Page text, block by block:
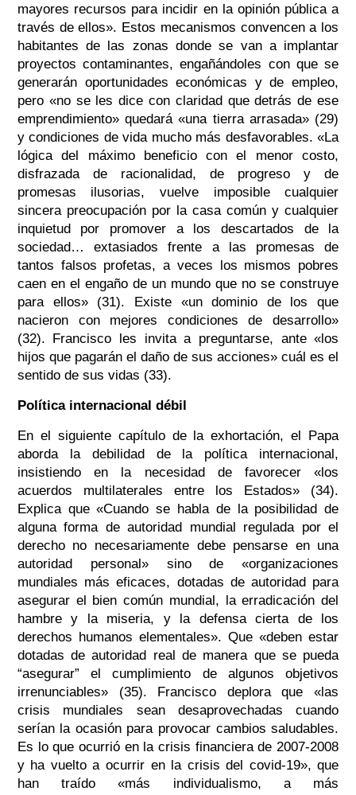
mayores recursos para incidir en la opinión pública a
través de ellos». Estos mecanismos convencen a los
habitantes de las zonas donde se van a implantar
proyectos contaminantes, engañándoles con que se
generarán oportunidades económicas y de empleo,
pero «no se les dice con claridad que detrás de ese
emprendimiento» quedará «una tierra arrasada» (29)
y condiciones de vida mucho más desfavorables. «La
lógica del máximo beneficio con el menor costo,
disfrazada de racionalidad, de progreso y de
promesas ilusorias, vuelve imposible cualquier
sincera preocupación por la casa común y cualquier
inquietud por promover a los descartados de la
sociedad… extasiados frente a las promesas de
tantos falsos profetas, a veces los mismos pobres
caen en el engaño de un mundo que no se construye
para ellos» (31). Existe «un dominio de los que
nacieron con mejores condiciones de desarrollo»
(32). Francisco les invita a preguntarse, ante «los
hijos que pagarán el daño de sus acciones» cuál es el
sentido de sus vidas (33).
Política internacional débil
En el siguiente capítulo de la exhortación, el Papa
aborda la debilidad de la política internacional,
insistiendo en la necesidad de favorecer «los
acuerdos multilaterales entre los Estados» (34).
Explica que «Cuando se habla de la posibilidad de
alguna forma de autoridad mundial regulada por el
derecho no necesariamente debe pensarse en una
autoridad personal» sino de «organizaciones
mundiales más eficaces, dotadas de autoridad para
asegurar el bien común mundial, la erradicación del
hambre y la miseria, y la defensa cierta de los
derechos humanos elementales». Que «deben estar
dotadas de autoridad real de manera que se pueda
“asegurar” el cumplimiento de algunos objetivos
irrenunciables» (35). Francisco deplora que «las
crisis mundiales sean desaprovechadas cuando
serían la ocasión para provocar cambios saludables.
Es lo que ocurrió en la crisis financiera de 2007-2008
y ha vuelto a ocurrir en la crisis del covid-19», que
han traído «más individualismo, a más